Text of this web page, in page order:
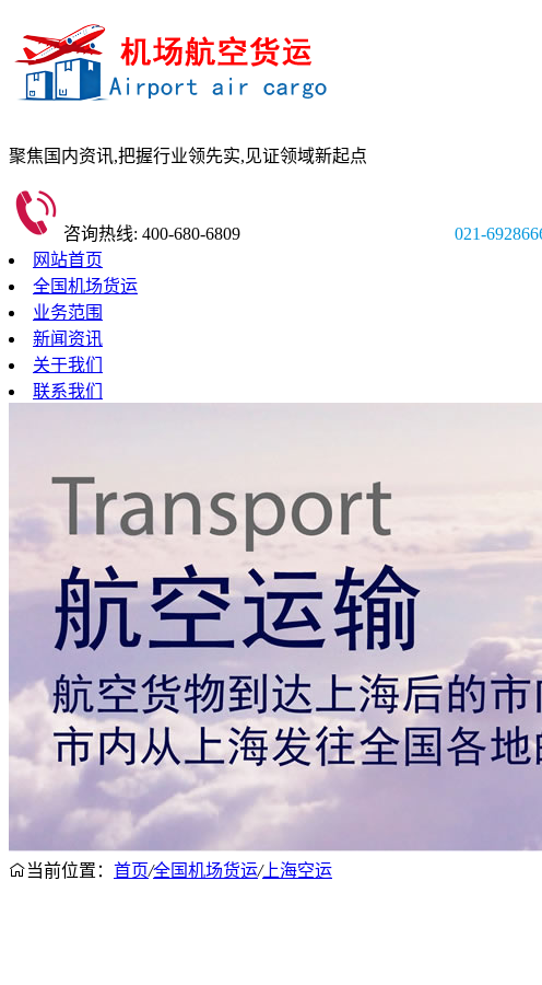
聚焦国内资讯,把握行业领先实,见证领域新起点
咨询热线: 400-680-6809
021-
网站首页
全国机场货运
业务范围
新闻资讯
关于我们
联系我们
当前位置： 首页/全国机场货运/上海空运